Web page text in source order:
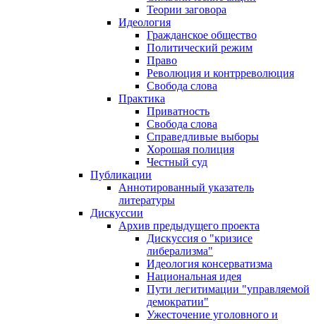
Теории заговора
Идеология
Гражданское общество
Политический режим
Право
Революция и контрреволюция
Свобода слова
Практика
Приватность
Свобода слова
Справедливые выборы
Хорошая полиция
Честный суд
Публикации
Аннотированный указатель
литературы
Дискуссии
Архив предыдущего проекта
Дискуссия о "кризисе
либерализма"
Идеология консерватизма
Национальная идея
Пути легитимации "управляемой
демократии"
Ужесточение уголовного и